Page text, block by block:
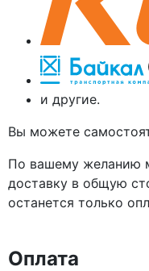
и другие.
Вы можете
По вашему желанию
доставку в общую
останется только
Оплата